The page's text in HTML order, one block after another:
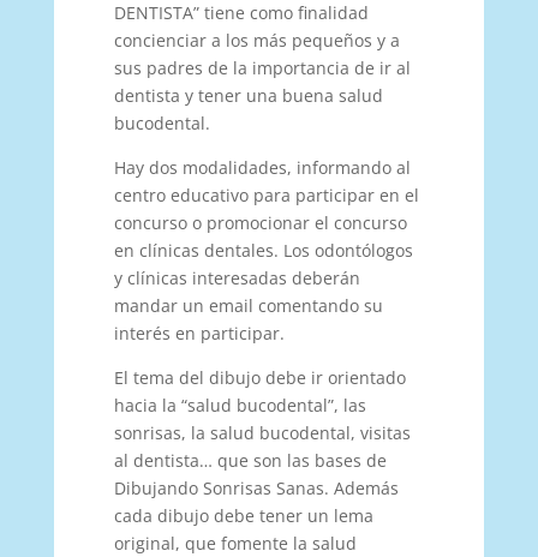
DENTISTA” tiene como finalidad
concienciar a los más pequeños y a
sus padres de la importancia de ir al
dentista y tener una buena salud
bucodental.
Hay dos modalidades, informando al
centro educativo para participar en el
concurso o promocionar el concurso
en clínicas dentales. Los odontólogos
y clínicas interesadas deberán
mandar un email comentando su
interés en participar.
El tema del dibujo debe ir orientado
hacia la “salud bucodental”, las
sonrisas, la salud bucodental, visitas
al dentista… que son las bases de
Dibujando Sonrisas Sanas. Además
cada dibujo debe tener un lema
original, que fomente la salud